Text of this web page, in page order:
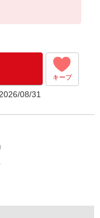
間：時給1000円）
キープ
08/31
ックアップ◎